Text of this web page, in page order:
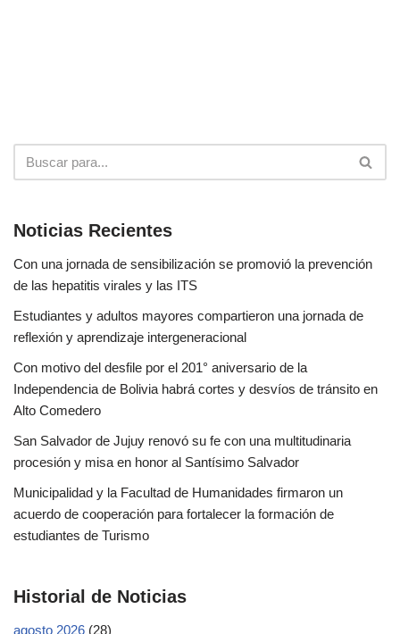
Noticias Recientes
Con una jornada de sensibilización se promovió la prevención
de las hepatitis virales y las ITS
Estudiantes y adultos mayores compartieron una jornada de
reflexión y aprendizaje intergeneracional
Con motivo del desfile por el 201° aniversario de la
Independencia de Bolivia habrá cortes y desvíos de tránsito en
Alto Comedero
San Salvador de Jujuy renovó su fe con una multitudinaria
procesión y misa en honor al Santísimo Salvador
Municipalidad y la Facultad de Humanidades firmaron un
acuerdo de cooperación para fortalecer la formación de
estudiantes de Turismo
Historial de Noticias
agosto 2026 (28)